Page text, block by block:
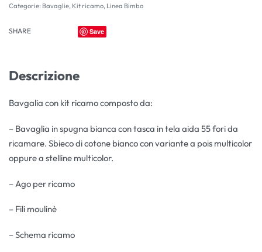
Categorie: Bavaglie, Kit ricamo, Linea Bimbo
SHARE Save
Descrizione
Bavgalia con kit ricamo composto da:
– Bavaglia in spugna bianca con tasca in tela aida 55 fori da
ricamare. Sbieco di cotone bianco con variante a pois multicolor
oppure a stelline multicolor.
– Ago per ricamo
– Fili moulinè
– Schema ricamo